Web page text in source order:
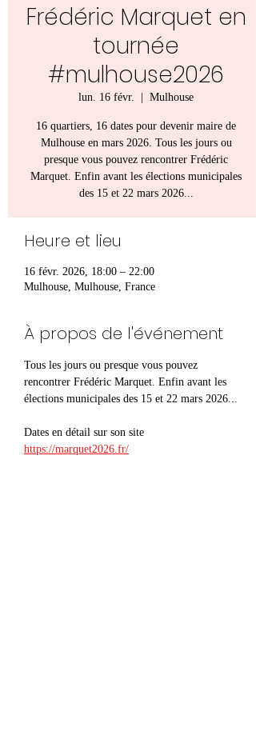
Frédéric Marquet en
tournée
#mulhouse2026
lun. 16 févr.
  |
Mulhouse
16 quartiers, 16 dates pour devenir maire de
Mulhouse en mars 2026. Tous les jours ou
presque vous pouvez rencontrer Frédéric
Marquet. Enfin avant les élections municipales
des 15 et 22 mars 2026...
Heure et lieu
16 févr. 2026, 18:00 – 22:00
Mulhouse, Mulhouse, France
À propos de l'événement
Tous les jours ou presque vous pouvez
rencontrer Frédéric Marquet. Enfin avant les
élections municipales des 15 et 22 mars 2026...
Dates en détail sur son site
https://marquet2026.fr/